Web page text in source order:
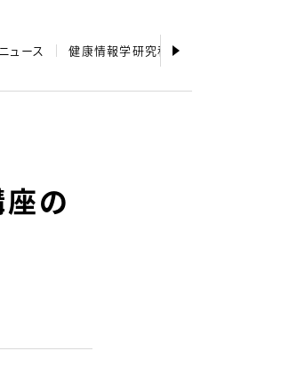
ュース 健康情報学研究科ニュース
の